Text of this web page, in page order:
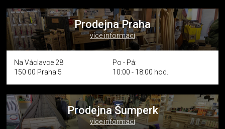
Prodejna Praha
více informací
Na Václavce 28
150 00 Praha 5
Po - Pá:
10:00 - 18:00 hod.
Prodejna Šumperk
více informací